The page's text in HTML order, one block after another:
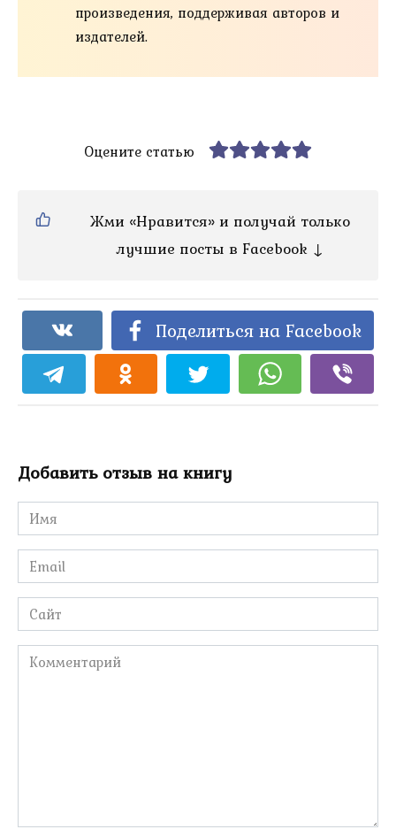
произведения, поддерживая авторов и
издателей.
Оцените статью
Жми «Нравится» и получай только
лучшие посты в Facebook ↓
Поделиться на Facebook
Добавить отзыв на книгу
Имя
*
Email
*
Сайт
Комментарий